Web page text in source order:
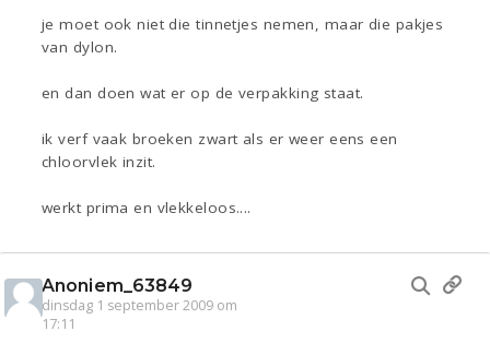
je moet ook niet die tinnetjes nemen, maar die pakjes
van dylon.
en dan doen wat er op de verpakking staat.
ik verf vaak broeken zwart als er weer eens een
chloorvlek inzit.
werkt prima en vlekkeloos....
Anoniem_63849
dinsdag 1 september 2009 om
17:11